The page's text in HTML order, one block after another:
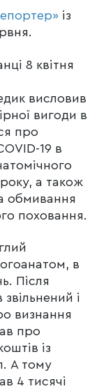
із
8 квітня
висловив
вигоди в
про
19 в
року, а також
обмивання
поховання.
в
Після
і
визнання
про
із
А тому
4 тисячі